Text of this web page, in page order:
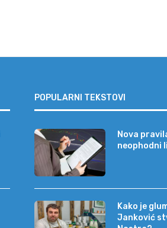
POPULARNI TEKSTOVI
Nova
neophodni
Kako je
Janković